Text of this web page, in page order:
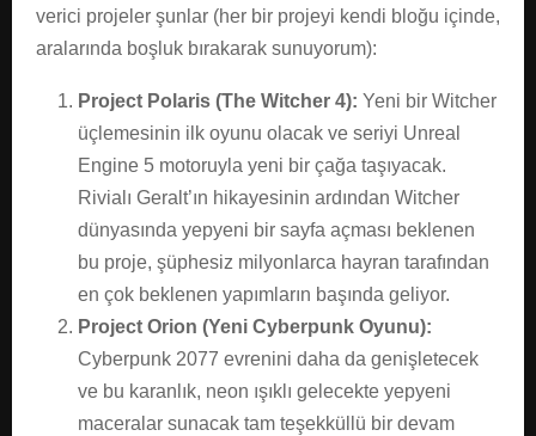
verici projeler şunlar (her bir projeyi kendi bloğu içinde,
aralarında boşluk bırakarak sunuyorum):
Project Polaris (The Witcher 4): Yeni bir Witcher
üçlemesinin ilk oyunu olacak ve seriyi Unreal
Engine 5 motoruyla yeni bir çağa taşıyacak.
Rivialı Geralt’ın hikayesinin ardından Witcher
dünyasında yepyeni bir sayfa açması beklenen
bu proje, şüphesiz milyonlarca hayran tarafından
en çok beklenen yapımların başında geliyor.
Project Orion (Yeni Cyberpunk Oyunu):
Cyberpunk 2077 evrenini daha da genişletecek
ve bu karanlık, neon ışıklı gelecekte yepyeni
maceralar sunacak tam teşekküllü bir devam